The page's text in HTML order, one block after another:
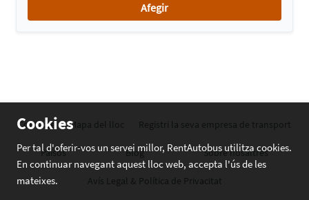
Cookies
Per tal d'oferir-vos un servei millor, RentAutobus utilitza cookies.
En continuar navegant aquest lloc web, accepta l'ús de les
mateixes.
Afegir
Contacte Mapa del lloc Registri la seva empresa de transport
Països Blog Sobre nosaltres
Avís Legal & Política de Privacitat